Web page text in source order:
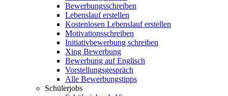
Bewerbungsschreiben
Lebenslauf erstellen
Kostenlosen Lebenslauf erstellen
Motivationsschreiben
Initiativbewerbung schreiben
Xing Bewerbung
Bewerbung auf Englisch
Vorstellungsgespräch
Alle Bewerbungstipps
Schülerjobs